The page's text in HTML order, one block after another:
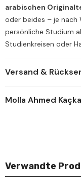
arabischen
oder beides – je nach
persönliche Studium
Studienkreisen oder
Versand &
Verwandte